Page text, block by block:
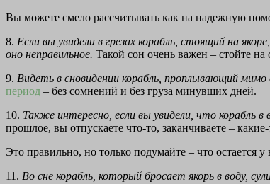
Вы можете смело рассчитывать как на надежную
8. Если вы увидели в грезах корабль, стоящий на
оно неправильное. Такой сон очень важен – стойте
9. Видеть в сновидении корабль, проплывающий мимо
период – без сомнений и без груза минувших дней.
10. Также интересно, если вы увидели, что корабль в
прошлое, вы отпускаете что-то, заканчиваете –
Это правильно, но только подумайте – что остается
11. Во сне корабль, который бросает якорь в воду,